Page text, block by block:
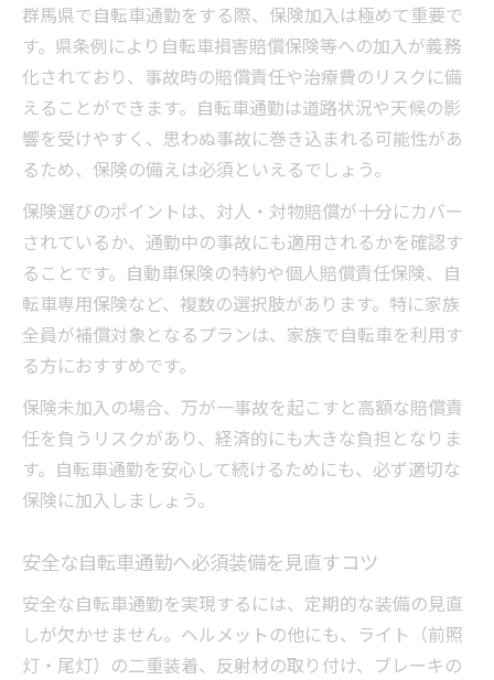
群馬県で自転車通勤をする際、保険加入は極めて重要で
す。県条例により自転車損害賠償保険等への加入が義務
化されており、事故時の賠償責任や治療費のリスクに備
えることができます。自転車通勤は道路状況や天候の影
響を受けやすく、思わぬ事故に巻き込まれる可能性があ
るため、保険の備えは必須といえるでしょう。
保険選びのポイントは、対人・対物賠償が十分にカバー
されているか、通勤中の事故にも適用されるかを確認す
ることです。自動車保険の特約や個人賠償責任保険、自
転車専用保険など、複数の選択肢があります。特に家族
全員が補償対象となるプランは、家族で自転車を利用す
る方におすすめです。
保険未加入の場合、万が一事故を起こすと高額な賠償責
任を負うリスクがあり、経済的にも大きな負担となりま
す。自転車通勤を安心して続けるためにも、必ず適切な
保険に加入しましょう。
安全な自転車通勤へ必須装備を見直すコツ
安全な自転車通勤を実現するには、定期的な装備の見直
しが欠かせません。ヘルメットの他にも、ライト（前照
灯・尾灯）の二重装着、反射材の取り付け、ブレーキの